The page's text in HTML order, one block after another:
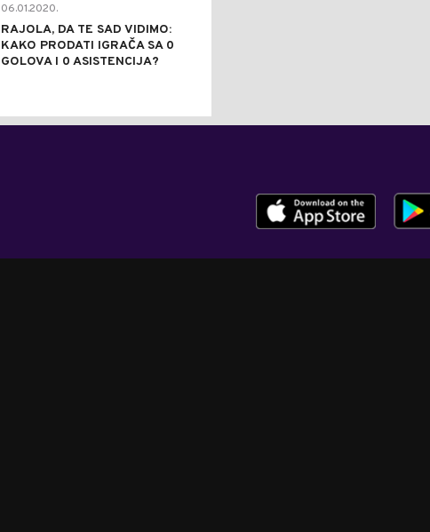
06.01.2020.
RAJOLA, DA TE SAD VIDIMO:
KAKO PRODATI IGRAČA SA 0
GOLOVA I 0 ASISTENCIJA?